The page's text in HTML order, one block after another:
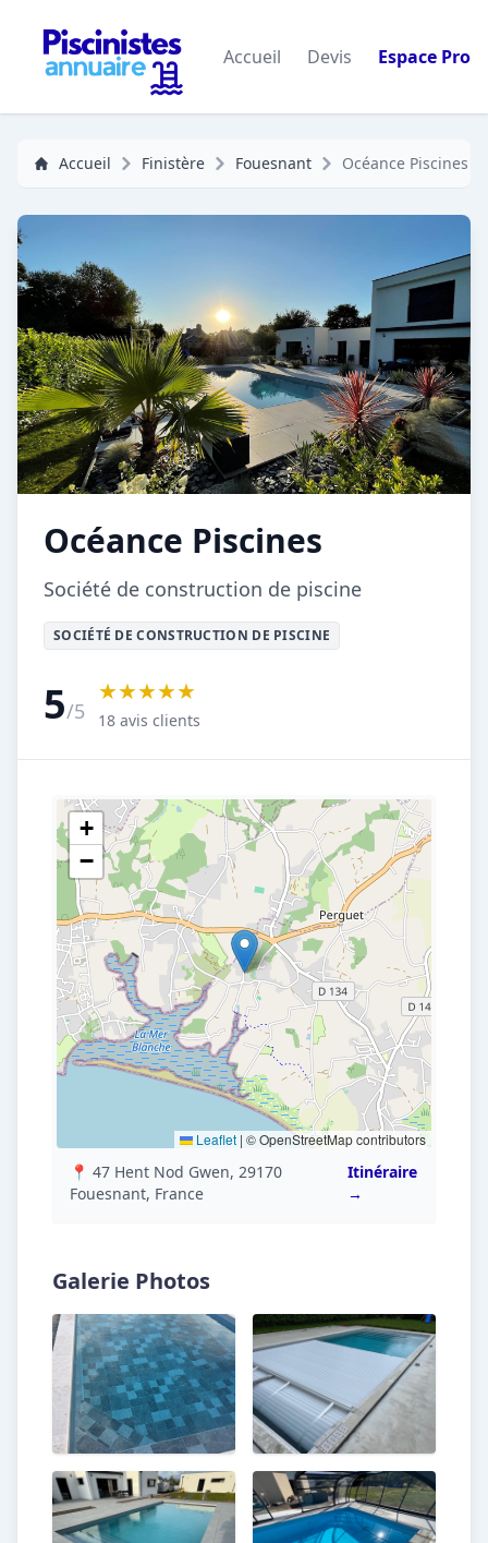
Accueil Devis Espace Pro
Accueil Finistère Fouesnant Océance Piscines
Océance Piscines
Société de construction de piscine
SOCIÉTÉ DE CONSTRUCTION DE PISCINE
5/5
★★★★★
18 avis clients
+
−
Leaflet | © OpenStreetMap contributors
📍 47 Hent Nod Gwen, 29170
Fouesnant, France
Itinéraire
→
Galerie Photos